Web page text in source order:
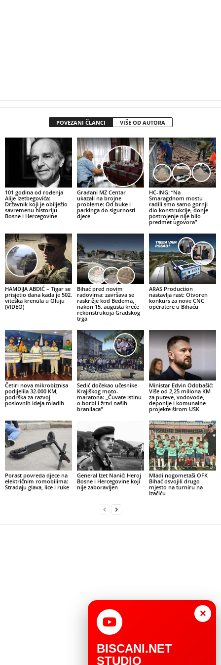
POVEZANI ČLANCI VIŠE OD AUTORA
101 godina od rođenja
Alije Izetbegovića:
Državnik koji je obilježio
savremenu historiju
Bosne i Hercegovine
Građani MZ Centar
ukazali na brojne
probleme: Od buke i
parkinga do sigurnosti
djece
HC-ING: “Na
Smaragdnom mostu
radili smo samo gornji
dio konstrukcije, donje
postrojenje nije bilo
predmet ugovora”
HAMDIJA ABDIĆ – Tigar se
prisjetio dana kada je 502.
viteška krenula u Oluju
(VIDEO)
Bihać pred novim
radovima: završava se
raskrižje kod Bedema,
nakon 15. augusta kreće
rekonstrukcija Gradskog
trga
ARAS Production
nastavlja rast: Otvoren
konkurs za nove CNC
operatere u Bihaću
Četiri nova mikrobiznisa
podijelila 32.000 KM,
podrška za razvoj
poslovnih ideja mladih
Sedić dočekao učesnike
Krajiškog moto-
maratona: „Čuvate istinu
o borbi i žrtvi naših
branilaca“
Ministar Edvin Odobašić:
Više od 2,25 miliona KM
za puteve, vodovode,
deponije i komunalne
projekte širom USK
Porast povreda djece na
električnim romobilima:
Stradaju glava, lice i ruke
General Izet Nanić: Heroj
Bosne i Hercegovine koji
nije zaboravljen
Mladi nogometaši OFK
Bihać osvojili drugo
mjesto na turniru na
Izačiću
×
BISCANI.NET
STUDIO